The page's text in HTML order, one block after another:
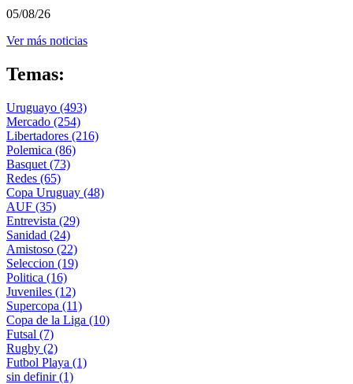
05/08/26
Ver más noticias
Temas:
Uruguayo (493)
Mercado (254)
Libertadores (216)
Polemica (86)
Basquet (73)
Redes (65)
Copa Uruguay (48)
AUF (35)
Entrevista (29)
Sanidad (24)
Amistoso (22)
Seleccion (19)
Politica (16)
Juveniles (12)
Supercopa (11)
Copa de la Liga (10)
Futsal (7)
Rugby (2)
Futbol Playa (1)
sin definir(1)